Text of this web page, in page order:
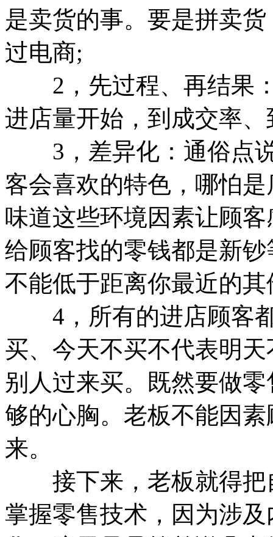
是卖货的事。要是拼卖
过电商;
2，先过程、再结果：
进店量开始，到成交率
3，差异化：通俗点说
客会喜欢的特色，哪怕
味道这些环境因素让顾
给顾客找的零钱都是新
不能低于距离你最近的
4，所有的进店顾客都
买、今天不买不代表明
别人过来买。既然要做
够的心胸。老板不能因
来。
接下来，老板就得把
掌握零售技术，因为涉